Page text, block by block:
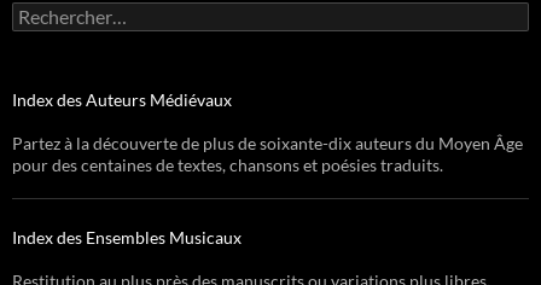
Rechercher :
Index des Auteurs Médiévaux
Partez à la découverte de plus de soixante-dix auteurs du Moyen Âge
pour des centaines de textes, chansons et poésies traduits.
Index des Ensembles Musicaux